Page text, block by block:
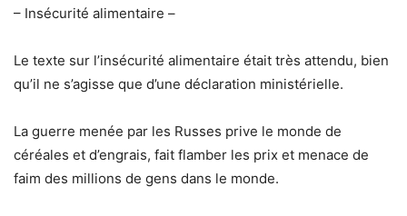
– Insécurité alimentaire –
Le texte sur l’insécurité alimentaire était très attendu, bien
qu’il ne s’agisse que d’une déclaration ministérielle.
La guerre menée par les Russes prive le monde de
céréales et d’engrais, fait flamber les prix et menace de
faim des millions de gens dans le monde.